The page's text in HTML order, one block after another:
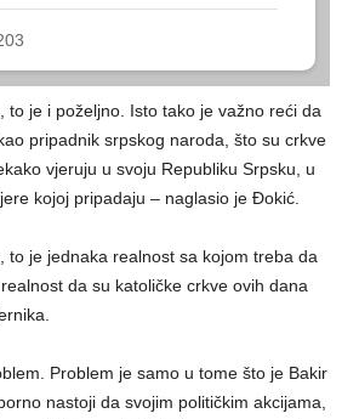
to je i poželjno. Isto tako je važno reći da
pripadnik srpskog naroda, što su crkve
vjeruju u svoju Republiku Srpsku, u
kojoj pripadaju – naglasio je Đokić.
to je jednaka realnost sa kojom treba da
da su katoličke crkve ovih dana
Problem je samo u tome što je Bakir
nastoji da svojim političkim akcijama,